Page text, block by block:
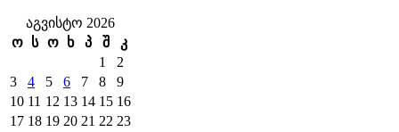
აგვისტო 2026
ო
ს ო ხ პ შ
კ
1
2
3
4 5 6 7 8
9
10 11 12 13 14 15 16
17 18 19 20 21 22 23